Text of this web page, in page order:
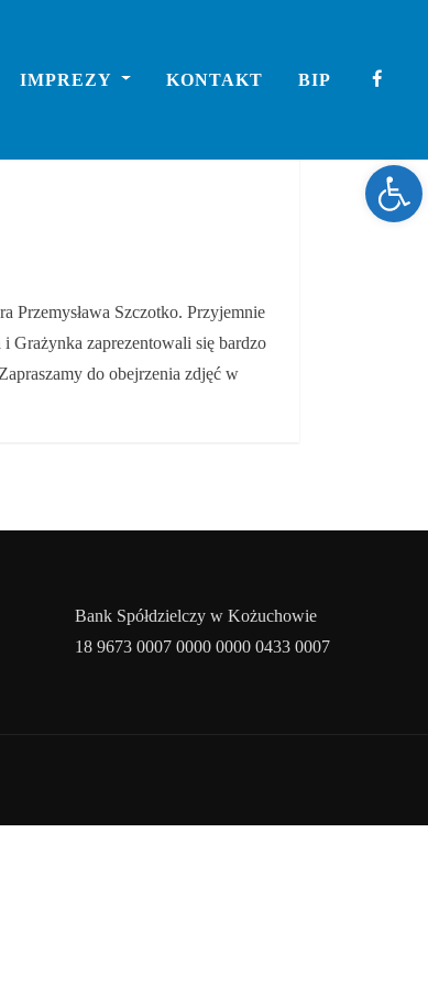
IMPREZY KONTAKT BIP
Przemysława Szczotko. Przyjemnie
Grażynka zaprezentowali się bardzo
do obejrzenia zdjęć w
Bank Spółdzielczy w Kożuchowie
18 9673 0007 0000 0000 0433 0007